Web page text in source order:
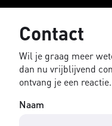
Contact
Wil je graag meer
dan nu vrijblijvend
ontvang je een reactie.
Naam